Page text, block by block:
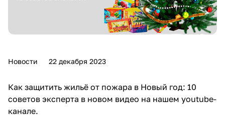
Новости 22 декабря 2023
Как защитить жильё от пожара в Новый год: 10
советов эксперта в новом видео на нашем youtube-
канале.